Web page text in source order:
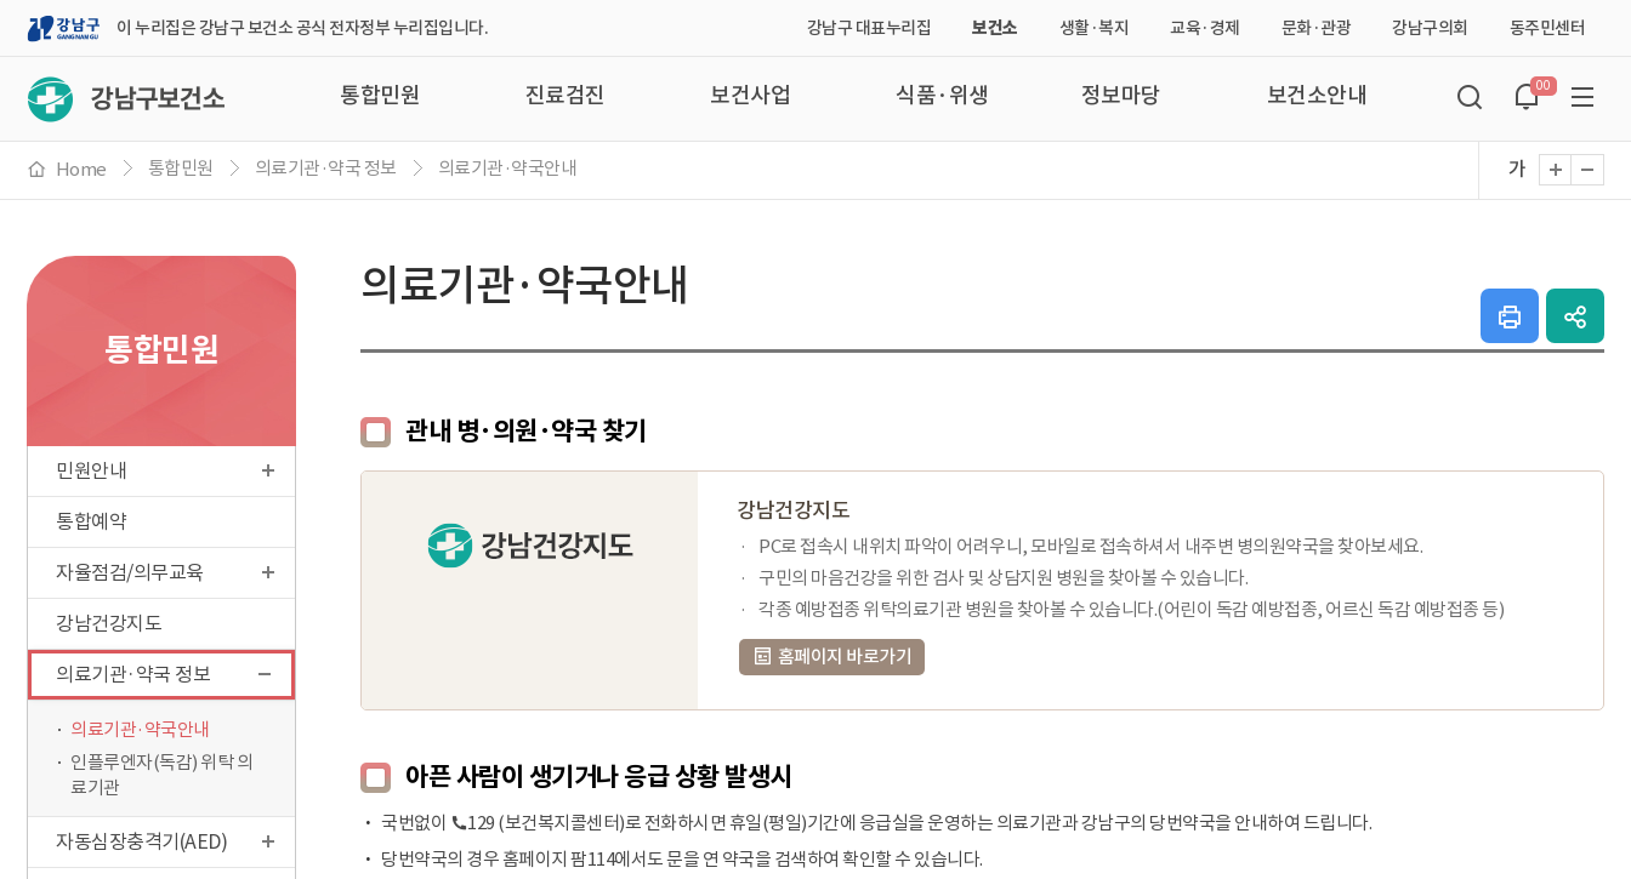
강
남
구
이 누리집은 강남구 보건소 공식 전자정부 누리집입니다. 강남구 대표누리집 보건소 생활·복지
열
기
교육·경제
기
문화·관광
열
기
강남구의회
기
동주민센터
열
기
통합민원 진료검진 보건사업 식품·위생 정보마당 보건소안내
검
색
창
팝
업
00
맵
Home 통합민원 의료기관·약국 정보 의료기관·약국안내
크
가
통합민원
민원안내
통합예약
자율점검/의무교육
강남건강지도
의료기관·약국 정보
의료기관·약국안내
인플루엔자(독감) 위탁 의
료기관
자동심장충격기(AED)
의료기관·약국안내
쇄
하
공
유
관내 병·의원·약국 찾기
강남건강지도
PC로 접속시 내위치 파악이 어려우니, 모바일로 접속하셔서 내주변 병의원약국을 찾아보세요.
구민의 마음건강을 위한 검사 및 상담지원 병원을 찾아볼 수 있습니다.
각종 예방접종 위탁의료기관 병원을 찾아볼 수 있습니다.(어린이 독감 예방접종, 어르신 독감 예방접종 등)
홈페이지 바로가기
아픈 사람이 생기거나 응급 상황 발생시
국번없이 129 (보건복지콜센터)로 전화하시면 휴일(평일)기간에 응급실을 운영하는 의료기관과 강남구의 당번약국을 안내하여 드립니다.
당번약국의 경우 홈페이지 팜114에서도 문을 연 약국을 검색하여 확인할 수 있습니다.